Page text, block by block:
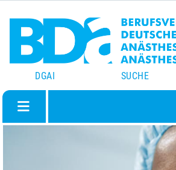
DGAI SUCHE